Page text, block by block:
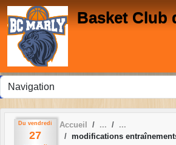
Basket Club
Du vendredi
27
Accueil
modifications
Panneau de gestion des cookies